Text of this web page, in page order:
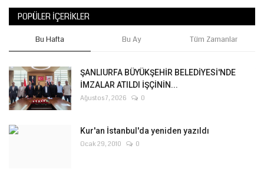
POPÜLER İÇERIKLER
Bu Hafta Bu Ay Tüm Zamanlar
ŞANLIURFA BÜYÜKŞEHİR BELEDİYESİ'NDE
İMZALAR ATILDI İŞÇİNİN...
Ağustos 7, 2026 0
Kur'an İstanbul'da yeniden yazıldı
Ocak 29, 2010 0